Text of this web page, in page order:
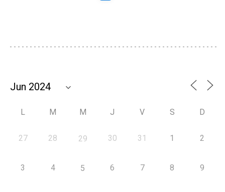
L M M J V S D
27 28 29 30 31 1 2
3 4 5 6 7 8 9